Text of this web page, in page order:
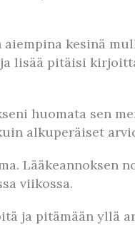
kesinä
lisää pitäisi
huomata sen
alkuperäiset
Lääkeannoksen
viikossa.
ja pitämään yllä